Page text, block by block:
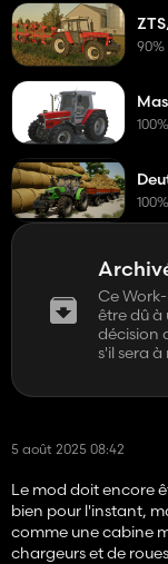
Ce
être dû à
décision
s'il sera
5 août 2025 08:42
Le mod doit encore
bien pour l'instant,
comme une cabine
chargeurs et de roues
90%
100%
100%